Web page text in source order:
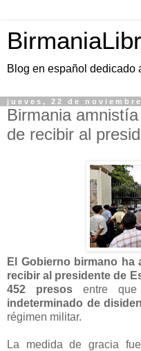
Blog en español dedicado
jueves, 22 de
Birmania
de recibir al
El Gobierno birmano
recibir al presidente de
452 presos entre
indeterminado de
régimen militar.
La medida de gracia